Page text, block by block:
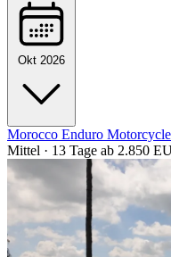
Okt 2026
Morocco Enduro
Mittel · 13 Tage ab 2.850